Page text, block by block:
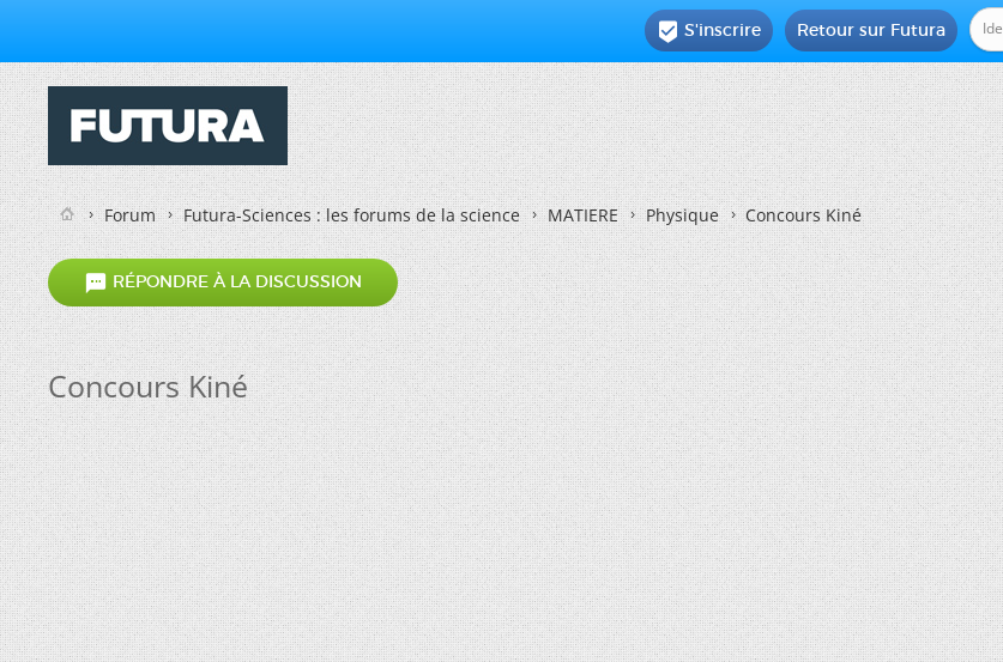
Retour sur Futura
 S'inscrire
Forum Futura-Sciences : les forums de la science MATIERE Physique Concours Kiné
 RÉPONDRE À LA DISCUSSION
Concours Kiné